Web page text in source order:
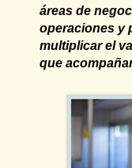
áreas de
operaciones y
multiplicar el
que